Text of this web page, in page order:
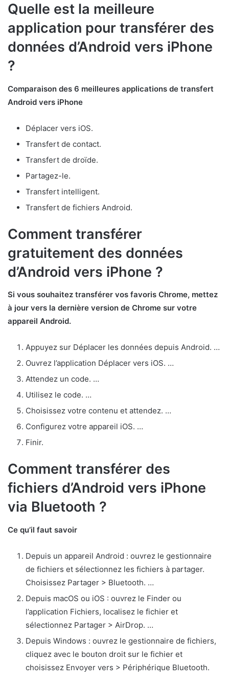
Quelle est la meilleure
application pour transférer des
données d’Android vers iPhone
?
Comparaison des 6 meilleures applications de transfert
Android vers iPhone
Déplacer vers iOS.
Transfert de contact.
Transfert de droïde.
Partagez-le.
Transfert intelligent.
Transfert de fichiers Android.
Comment transférer
gratuitement des données
d’Android vers iPhone ?
Si vous souhaitez transférer vos favoris Chrome, mettez
à jour vers la dernière version de Chrome sur votre
appareil Android.
Appuyez sur Déplacer les données depuis Android. …
Ouvrez l’application Déplacer vers iOS. …
Attendez un code. …
Utilisez le code. …
Choisissez votre contenu et attendez. …
Configurez votre appareil iOS. …
Finir.
Comment transférer des
fichiers d’Android vers iPhone
via Bluetooth ?
Ce qu’il faut savoir
Depuis un appareil Android : ouvrez le gestionnaire
de fichiers et sélectionnez les fichiers à partager.
Choisissez Partager > Bluetooth. …
Depuis macOS ou iOS : ouvrez le Finder ou
l’application Fichiers, localisez le fichier et
sélectionnez Partager > AirDrop. …
Depuis Windows : ouvrez le gestionnaire de fichiers,
cliquez avec le bouton droit sur le fichier et
choisissez Envoyer vers > Périphérique Bluetooth.